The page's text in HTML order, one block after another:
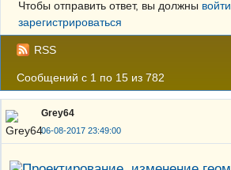
Чтобы отправить ответ, вы должны войти
зарегистрироваться
RSS
Сообщений с 1 по 15 из 782
Grey64
06-08-2017 23:49:00